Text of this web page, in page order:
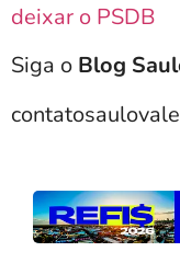
deixar o PSDB
Siga o Blog